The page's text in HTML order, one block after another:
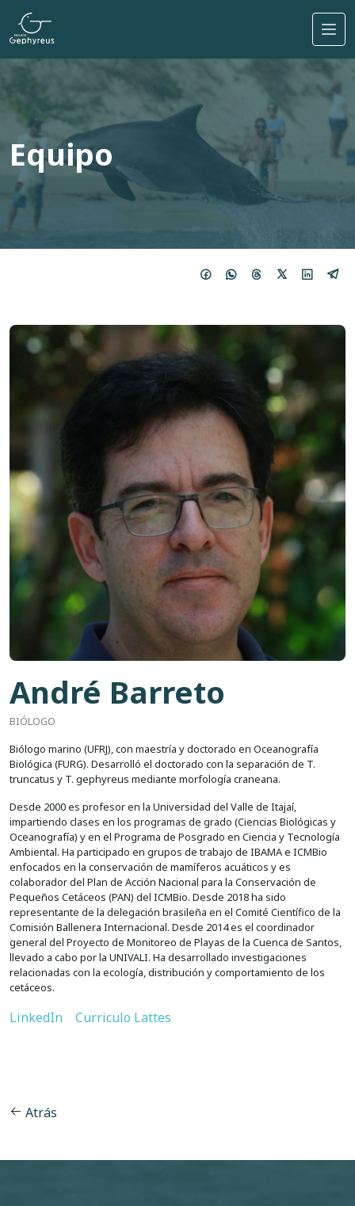
Pasar al contenido principal
Equipo
Imagem
André Barreto
BIÓLOGO
Biólogo marino (UFRJ), con maestría y doctorado en Oceanografía
Biológica (FURG). Desarrolló el doctorado con la separación de T.
truncatus y T. gephyreus mediante morfología craneana.
Desde 2000 es profesor en la Universidad del Valle de Itajaí,
impartiendo clases en los programas de grado (Ciencias Biológicas y
Oceanografía) y en el Programa de Posgrado en Ciencia y Tecnología
Ambiental. Ha participado en grupos de trabajo de IBAMA e ICMBio
enfocados en la conservación de mamíferos acuáticos y es
colaborador del Plan de Acción Nacional para la Conservación de
Pequeños Cetáceos (PAN) del ICMBio. Desde 2018 ha sido
representante de la delegación brasileña en el Comité Científico de la
Comisión Ballenera Internacional. Desde 2014 es el coordinador
general del Proyecto de Monitoreo de Playas de la Cuenca de Santos,
llevado a cabo por la UNIVALI. Ha desarrollado investigaciones
relacionadas con la ecología, distribución y comportamiento de los
cetáceos.
LinkedIn Curriculo Lattes
Atrás